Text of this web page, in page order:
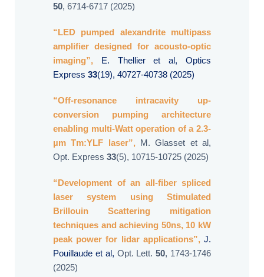
50, 6714-6717 (2025)
“LED pumped alexandrite multipass
amplifier designed for acousto-optic
imaging”, E. Thellier et al, Optics
Express 33(19), 40727-40738 (2025)
“Off-resonance intracavity up-
conversion pumping architecture
enabling multi-Watt operation of a 2.3-
µm Tm:YLF laser”,
M. Glasset et al,
Opt. Express 33(5), 10715-10725 (2025)
“Development of an all-fiber spliced
laser system using Stimulated
Brillouin Scattering mitigation
techniques and achieving 50ns, 10 kW
peak power for lidar applications”,J.
Pouillaude et al, Opt. Lett.50, 1743-1746
(2025)